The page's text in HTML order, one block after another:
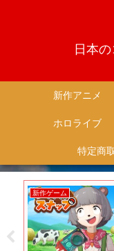
日本
新作アニメ
ホロライブ
新作ゲーム